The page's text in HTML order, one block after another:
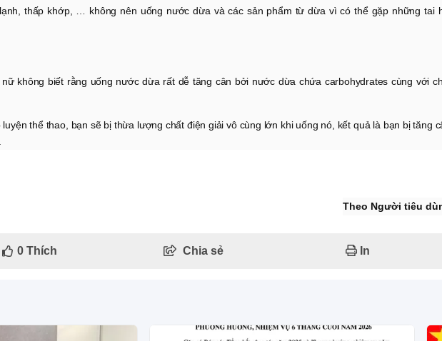
thấp khớp, … không nên uống nước dừa và các sản phẩm từ dừa vì có thể gặp những tai
nữ không biết rằng uống nước dừa rất dễ tăng cân bởi nước dừa chứa carbohydrates cùng với
luyện thể thao, bạn sẽ bị thừa lượng chất điện giải vô cùng lớn khi uống nó, kết quả là bạn bị tăng
Theo Người tiêu
0Thích Chia sẻ In